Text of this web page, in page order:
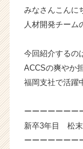
みなさんこんに
人材開発チーム
今回紹介するの
ACCSの爽やか
福岡支社で活躍
ーーーーーーー
新卒3年目 松末
ーーーーーーー